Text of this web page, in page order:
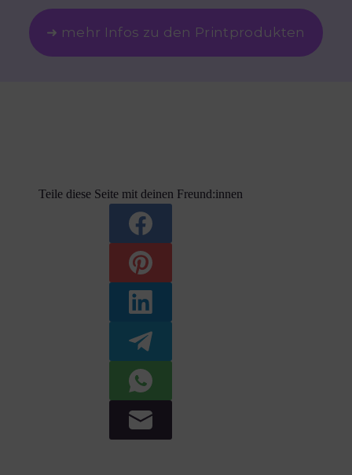
➜ mehr Infos zu den Printprodukten
Teile diese Seite mit deinen Freund:innen